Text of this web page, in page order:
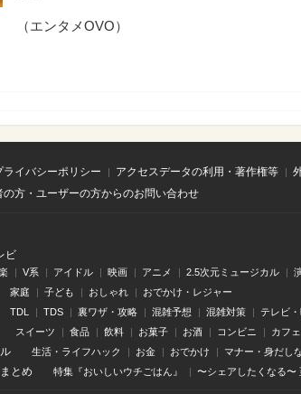
（エンタメOVO）
ライバシーポリシー アクセスデータの利用・著作権等
の方・ユーザーの方からのお問い合わせ
ビ
V系 アイドル 映画 アニメ 2.5次元ミュージカル
家庭 子ども おしゃれ おでかけ・レジャー
TDL TDS 裏ワザ・攻略 混雑予想 混雑対策 テレビ
スイーツ 食品 飲料 お菓子 お酒 コンビニ カフ
生活・ライフハック お金 おでかけ マナー・身だし
まとめ 特集『おいしいウチごはん』 〜シェアしたくなる〜